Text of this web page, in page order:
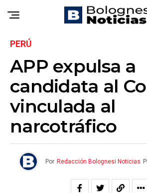
PERÚ
APP expulsa a
candidata al
vinculada al
narcotráfico
Por Redacción Bolognesi Noticias